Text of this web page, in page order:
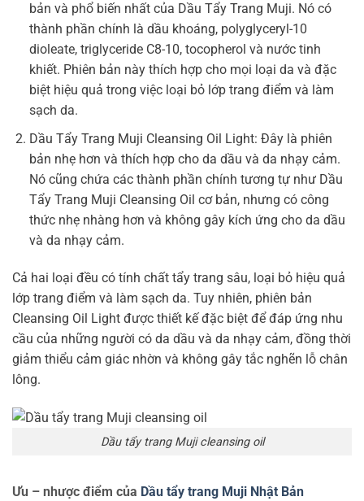
bản và phổ biến nhất của Dầu Tẩy Trang Muji. Nó có
thành phần chính là dầu khoáng, polyglyceryl-10
dioleate, triglyceride C8-10, tocopherol và nước tinh
khiết. Phiên bản này thích hợp cho mọi loại da và đặc
biệt hiệu quả trong việc loại bỏ lớp trang điểm và làm
sạch da.
Dầu Tẩy Trang Muji Cleansing Oil Light: Đây là phiên
bản nhẹ hơn và thích hợp cho da dầu và da nhạy cảm.
Nó cũng chứa các thành phần chính tương tự như Dầu
Tẩy Trang Muji Cleansing Oil cơ bản, nhưng có công
thức nhẹ nhàng hơn và không gây kích ứng cho da dầu
và da nhạy cảm.
Cả hai loại đều có tính chất tẩy trang sâu, loại bỏ hiệu quả
lớp trang điểm và làm sạch da. Tuy nhiên, phiên bản
Cleansing Oil Light được thiết kế đặc biệt để đáp ứng nhu
cầu của những người có da dầu và da nhạy cảm, đồng thời
giảm thiểu cảm giác nhờn và không gây tắc nghẽn lỗ chân
lông.
Dầu tẩy trang Muji cleansing oil
Ưu – nhược điểm của Dầu tẩy trang Muji Nhật Bản